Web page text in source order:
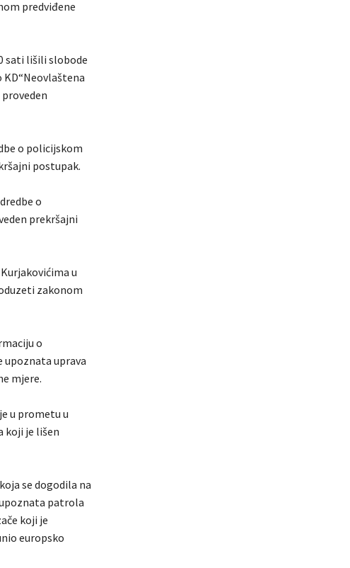
predviđene
sati lišili slobode
KD“Neovlaštena
o policijskom
postupak.
o
prekršajni
u
zakonom
o
upoznata uprava
mjere.
u prometu u
koji je lišen
se dogodila na
patrola
koji je
europsko